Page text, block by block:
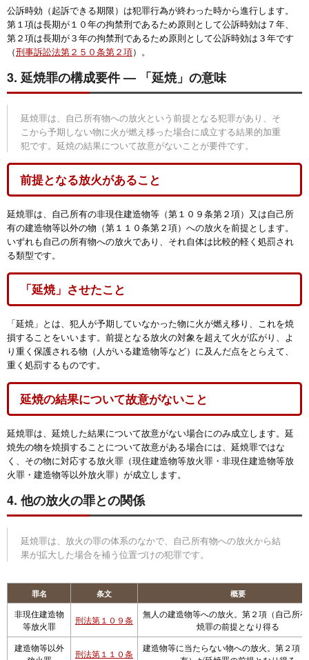
公訴時効（起訴できる期限）は犯罪行為が終わった時から進行します。
第１項は長期が１０年の拘禁刑であるため原則として公訴時効は７年、
第２項は長期が３年の拘禁刑であるため原則として公訴時効は３年です
（刑事訴訟法第２５０条第２項）。
3. 延焼罪の構成要件 — 「延焼」の意味
延焼罪は、自己所有物への放火という前提となる犯罪があり、そ
こから予期しない物に火が燃え移った場合に成立する結果的加重
犯です。延焼の結果について故意がないことが要件です。
前提となる放火があること
延焼罪は、自己所有の非現住建造物等（第１０９条第２項）又は自己所
有の建造物等以外の物（第１１０条第２項）への放火を前提とします。
いずれも自己の所有物への放火であり、それ自体は比較的軽く処罰され
る類型です。
「延焼」させたこと
「延焼」とは、犯人が予期していなかった物に火が燃え移り、これを焼
損することをいいます。前提となる放火の対象を超えて火が広がり、よ
り重く保護される物（人がいる建造物等など）に及んだ点をとらえて、
重く処罰するものです。
延焼の結果について故意がないこと
延焼罪は、延焼した結果について故意がない場合にのみ成立します。延
焼先の物を焼損することについて故意がある場合には、延焼罪ではな
く、その物に対応する放火罪（現住建造物等放火罪・非現住建造物等放
火罪・建造物等以外放火罪）が成立します。
4. 他の放火の罪との関係
延焼罪は、放火の罪の体系のなかで、自己所有物への放火から結
果が拡大した場合を補う位置づけの犯罪です。
罪名 条文 概要
非現住建造物
等放火罪
刑法第１０９条
無人の建造物等への放火。第２項（自己所
焼罪の前提となり得る
建造物等以外
刑法第１１０条
建造物等に当たらない物への放火。第２項